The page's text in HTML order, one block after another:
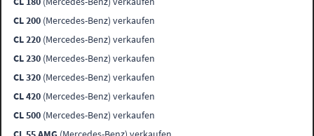
CL 200 (Mercedes-Benz) verkaufen
CL 220 (Mercedes-Benz) verkaufen
CL 230 (Mercedes-Benz) verkaufen
CL 320 (Mercedes-Benz) verkaufen
CL 420 (Mercedes-Benz) verkaufen
CL 500 (Mercedes-Benz) verkaufen